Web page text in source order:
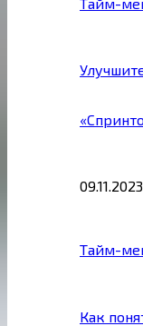
09.11.2023
Тайм-
Как